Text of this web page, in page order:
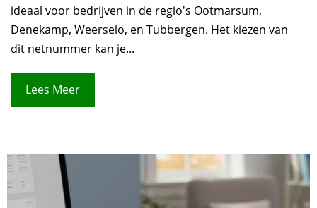
ideaal voor bedrijven in de regio's Ootmarsum,
Denekamp, Weerselo, en Tubbergen. Het kiezen van
dit netnummer kan je...
Lees Meer